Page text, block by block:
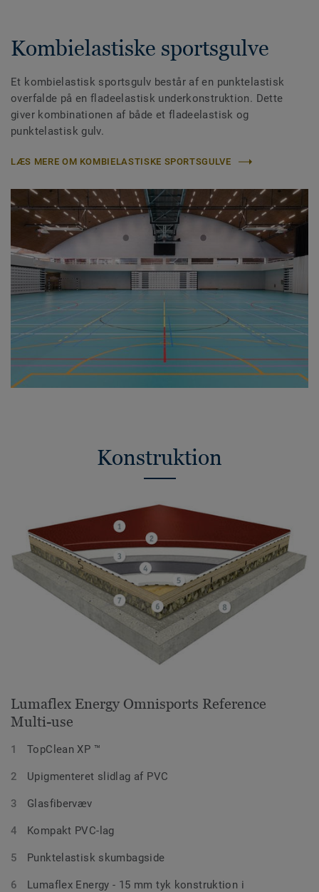
Kombielastiske sportsgulve
Et kombielastisk sportsgulv består af en punktelastisk
overfalde på en fladeelastisk underkonstruktion. Dette
giver kombinationen af både et fladeelastisk og
punktelastisk gulv.
LÆS MERE OM KOMBIELASTISKE SPORTSGULVE
Konstruktion
Lumaflex Energy Omnisports Reference
Multi-use
TopClean XP ™
Upigmenteret slidlag af PVC
Glasfibervæv
Kompakt PVC-lag
Punktelastisk skumbagside
Lumaflex Energy - 15 mm tyk konstruktion i